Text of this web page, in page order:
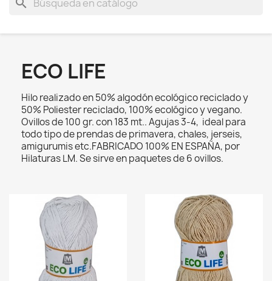
ECO LIFE
Hilo realizado en 50% algodón ecológico reciclado y
50% Poliester reciclado, 100% ecológico y vegano.
Ovillos de 100 gr. con 183 mt.. Agujas 3-4, ideal para
todo tipo de prendas de primavera, chales, jerseis,
amigurumis etc.FABRICADO 100% EN ESPAÑA, por
Hilaturas LM. Se sirve en paquetes de 6 ovillos.